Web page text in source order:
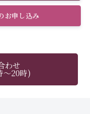
お申し込み
わせ
～20時)